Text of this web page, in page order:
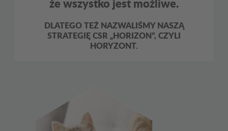
DLATEGO TEŻ NAZWALIŚMY NASZĄ
STRATEGIĘ CSR „HORIZON”, CZYLI
HORYZONT.